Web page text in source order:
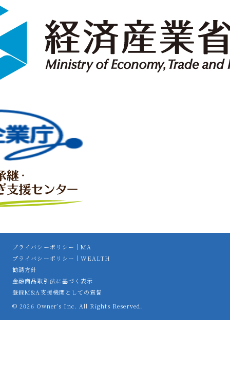
プライバシーポリシー｜MA
プライバシーポリシー｜WEALTH
勧誘方針
金融商品取引法に基づく表示
登録M&A支援機関としての宣誓
© 2026 Owner’s Inc. All Rights Reserved.